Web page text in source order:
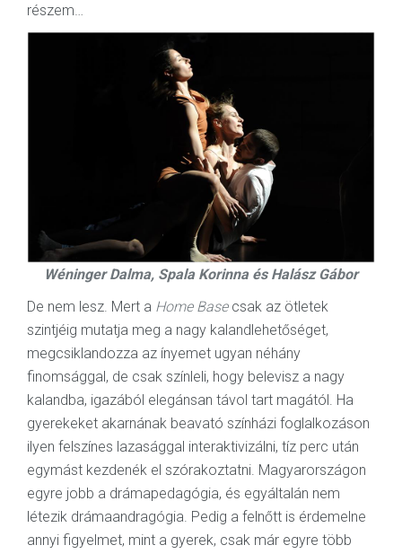
részem…
Wéninger Dalma, Spala Korinna és Halász Gábor
De nem lesz. Mert a Home Basecsak az ötletek
szintjéig mutatja meg a nagy kalandlehetőséget,
megcsiklandozza az ínyemet ugyan néhány
finomsággal, de csak színleli, hogy belevisz a nagy
kalandba, igazából elegánsan távol tart magától. Ha
gyerekeket akarnának beavató színházi foglalkozáson
ilyen felszínes lazasággal interaktivizálni, tíz perc után
egymást kezdenék el szórakoztatni. Magyarországon
egyre jobb a drámapedagógia, és egyáltalán nem
létezik drámaandragógia. Pedig a felnőtt is érdemelne
annyi figyelmet, mint a gyerek, csak már egyre több